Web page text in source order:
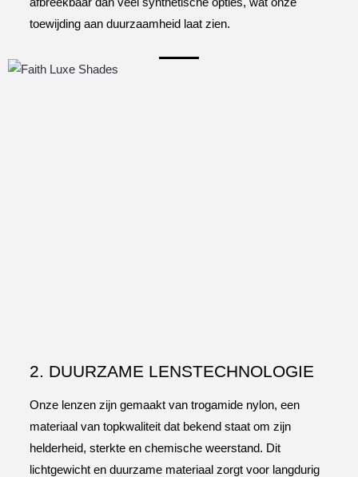
afbreekbaar dan veel synthetische opties, wat onze
toewijding aan duurzaamheid laat zien.
2. DUURZAME LENSTECHNOLOGIE
Onze lenzen zijn gemaakt van trogamide nylon, een
materiaal van topkwaliteit dat bekend staat om zijn
helderheid, sterkte en chemische weerstand. Dit
lichtgewicht en duurzame materiaal zorgt voor langdurig